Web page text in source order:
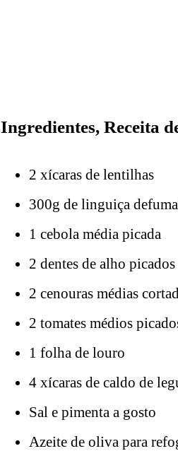
Ingredientes, Receita
2 xícaras de lentilhas
300g de linguiça
1 cebola média picada
2 dentes de alho picados
2 cenouras médias
2 tomates médios
1 folha de louro
4 xícaras de caldo de
Sal e pimenta a gosto
Azeite de oliva para